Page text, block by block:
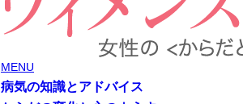
MENU
病気の知識とアドバイス